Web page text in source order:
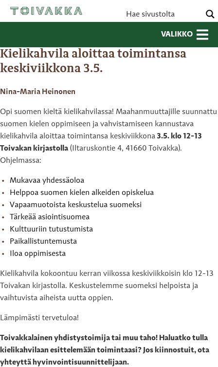
VALIKKO
Kielikahvila aloittaa toimintansa
keskiviikkona 3.5.
Nina-Maria Heinonen
Opi suomen kieltä kielikahvilassa! Maahanmuuttajille suunnattu
suomen kielen oppimiseen ja vahvistamiseen kannustava
kielikahvila aloittaa toimintansa keskiviikkona 3.5. klo 12-13
Toivakan kirjastolla (Iltaruskontie 4, 41660 Toivakka).
Ohjelmassa:
Mukavaa yhdessäoloa
Helppoa suomen kielen alkeiden opiskelua
Vapaamuotoista keskustelua suomeksi
Tärkeää asiointisuomea
Kulttuuriin tutustumista
Paikallistuntemusta
Iloa oppimisesta
Kielikahvila kokoontuu kerran viikossa keskiviikkoisin klo 12-13
Toivakan kirjastolla. Keskustelemme suomeksi helpoista ja
vaihtuvista aiheista uutta oppien.
Lämpimästi tervetuloa!
Toivakkalainen yhdistystoimija tai muu taho! Haluatko tulla
kielikahvilaan esittelemään toimintaasi? Jos kiinnostuit, ota
yhteyttä hyvinvointisuunnittelijaan.